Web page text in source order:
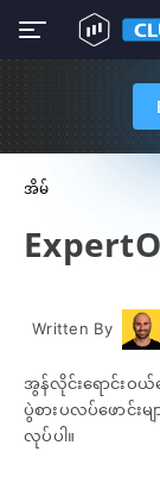
အိမ်
Written By
အွန်လိုင်းရောင်းဝ
ပွဲစားပလပ်ဖောင်
လုပ်ပါ။